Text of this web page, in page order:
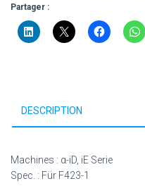
Partager :
DESCRIPTION
Machines : α-iD, iE Serie
Spec. : Für F423-1